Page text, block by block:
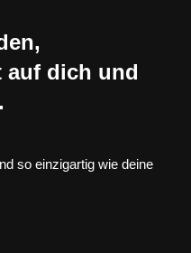
auf dich und
so einzigartig wie deine